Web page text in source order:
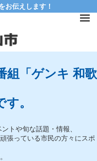
お伝えします！
組「ゲンキ 和歌
。
トや旬な話題・情報、
張っている市民の方々にスポ